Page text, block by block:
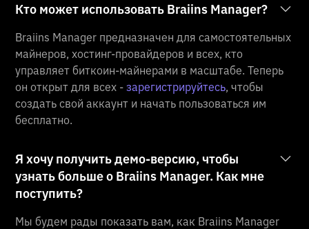
Кто может использовать Braiins Manager?
Braiins Manager предназначен для самостоятельных
майнеров, хостинг-провайдеров и всех, кто
управляет биткоин-майнерами в масштабе. Теперь
он открыт для всех -зарегистрируйтесь, чтобы
создать свой аккаунт и начать пользоваться им
бесплатно.
Я хочу получить демо-версию, чтобы
узнать больше о Braiins Manager. Как мне
поступить?
Мы будем рады показать вам, как Braiins Manager